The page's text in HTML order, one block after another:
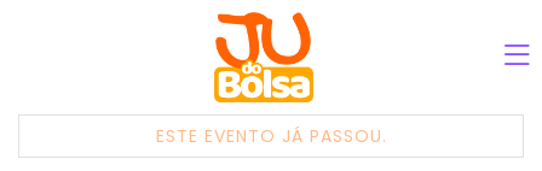
ESTE EVENTO JÁ PASSOU.